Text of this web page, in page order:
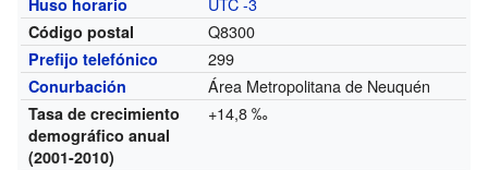
Código postal Q8300
Prefijo telefónico 299
Conurbación Área Metropolitana de Neuquén
Tasa de crecimiento
demográfico anual
(2001-2010)
+14,8 ‰